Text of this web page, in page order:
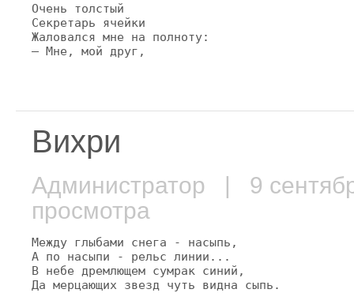
Очень толстый
Секретарь ячейки
Жаловался мне на полноту:
— Мне, мой друг,
Вихри
Администратор | 9
просмотра
Между глыбами снега - насыпь,
А по насыпи - рельс линии...
В небе дремлющем сумрак синий,
Да мерцающих звезд чуть видна сыпь.